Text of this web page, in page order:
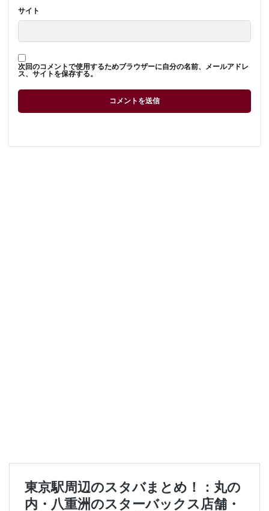
サイト
次回のコメントで使用するためブラウザーに自分の名前、メールアドレ
ス、サイトを保存する。